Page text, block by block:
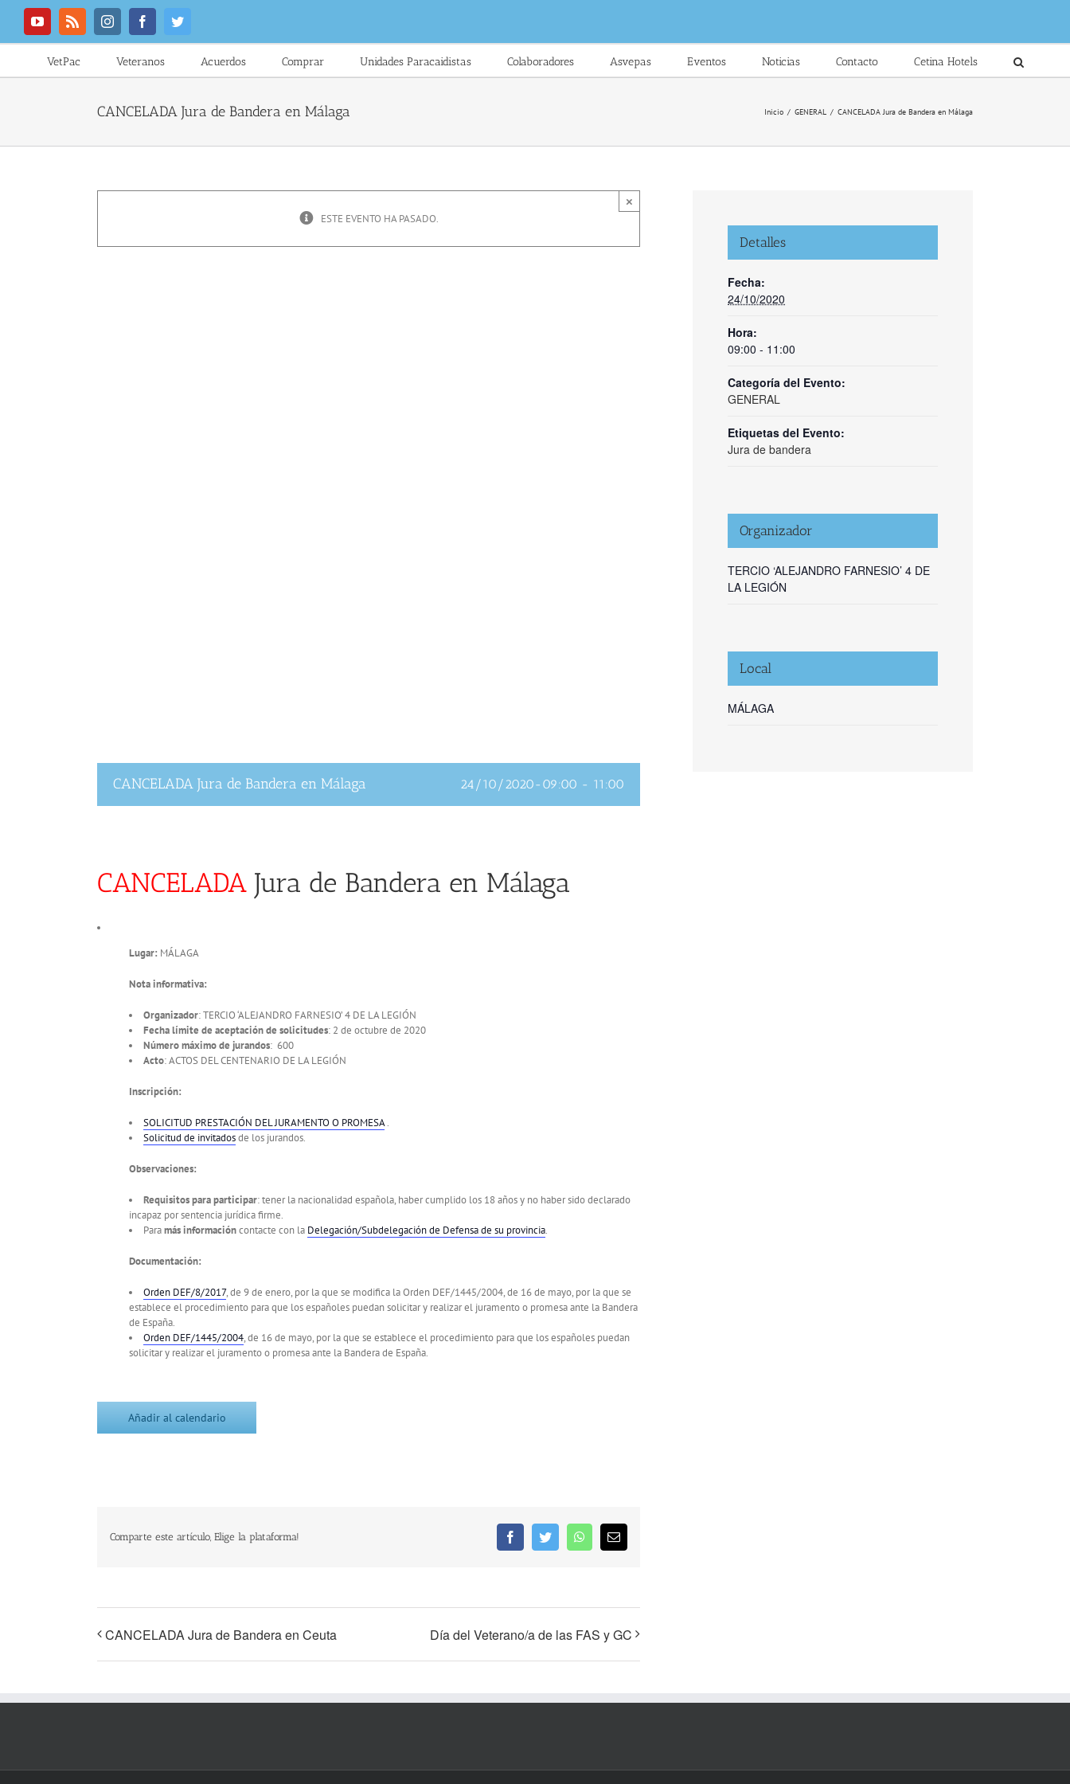
contenido
YouTubeRss InstagramFacebookTwitter
VetPac Veteranos Acuerdos Comprar Unidades Paracaidistas Colaboradores Asvepas Eventos Noticias Contacto Cetina Hotels
CANCELADA Jura de Bandera en Málaga Inicio / GENERAL / CANCELADA Jura de Bandera en Málaga
ESTE EVENTO HA PASADO.
×
CANCELADA Jura de Bandera en Málaga 24/10/2020-09:00 - 11:00
CANCELADA Jura de Bandera en Málaga
Lugar: MÁLAGA
Nota informativa:
Organizador: TERCIO ‘ALEJANDRO FARNESIO’ 4 DE LA LEGIÓN
Fecha límite de aceptación de solicitudes: 2 de octubre de 2020
Número máximo de jurandos: 600
Acto: ACTOS DEL CENTENARIO DE LA LEGIÓN
Inscripción:
SOLICITUD PRESTACIÓN DEL JURAMENTO O PROMESA.
Solicitud de invitadosde los jurandos.
Observaciones:
Requisitos para participar: tener la nacionalidad española, haber cumplido los 18 años y no haber sido declarado
incapaz por sentencia jurídica firme.
Paramás informacióncontacte con la Delegación/Subdelegación de Defensa de su provincia.
Documentación:
Orden DEF/8/2017, de 9 de enero, por la que se modifica la Orden DEF/1445/2004, de 16 de mayo, por la que se
establece el procedimiento para que los españoles puedan solicitar y realizar el juramento o promesa ante la Bandera
de España.
Orden DEF/1445/2004, de 16 de mayo, por la que se establece el procedimiento para que los españoles puedan
solicitar y realizar el juramento o promesa ante la Bandera de España.
Añadir al calendario
Comparte este artículo, Elige la plataforma! FacebookTwitterWhatsAppCorreo
electrónico
CANCELADA Jura de Bandera en Ceuta Día del Veterano/a de las FAS y GC
Detalles
Fecha:
24/10/2020
Hora:
09:00 - 11:00
Categoría del Evento:
GENERAL
Etiquetas del Evento:
Jura de bandera
Organizador
TERCIO ‘ALEJANDRO FARNESIO’ 4 DE
LA LEGIÓN
Local
MÁLAGA